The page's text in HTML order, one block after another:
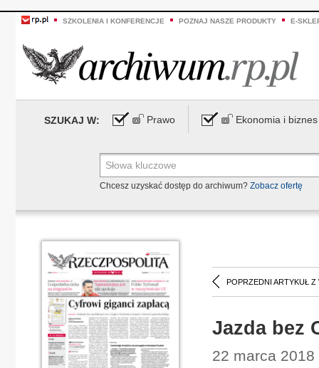
SZKOLENIA I KONFERENCJE POZNAJ NASZE PRODUKTY E-
SZUKAJ W: Prawo Ekonomia i biznes
Chcesz uzyskać dostęp do archiwum? Zobacz ofertę
POPRZEDNI ARTYKUŁ Z
Jazda bez
22 marca